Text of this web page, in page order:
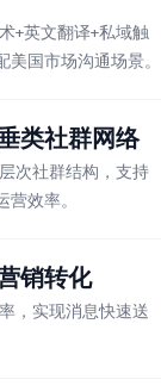
+英文翻译+私域触
国市场沟通场景。
类社群网络
次社群结构，支持
效率。
销转化
，实现消息快速送